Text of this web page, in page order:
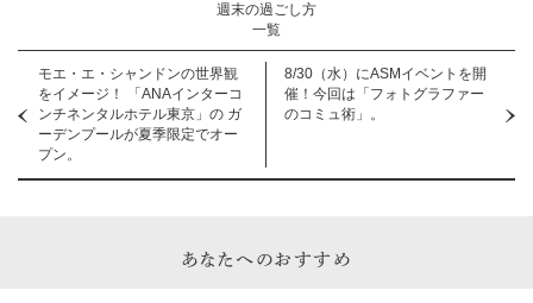
週末の過ごし方
一覧
モエ・エ・シャンドンの世界観
をイメージ！ 「ANAインターコ
ンチネンタルホテル東京」の ガ
ーデンプールが夏季限定でオー
プン。
8/30（水）にASMイベントを開
催！今回は「フォトグラファー
のコミュ術」。
あなたへのおすすめ